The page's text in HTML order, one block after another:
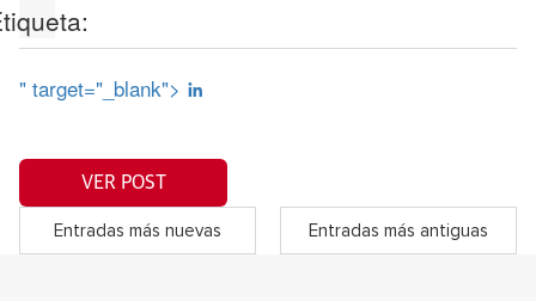
" target="_blank">
VER POST
Entradas más nuevas Entradas más antiguas